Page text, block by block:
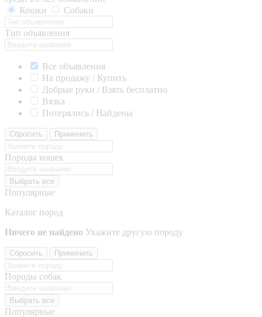
Кошки
Собаки
Тип объявления
Все объявления
На продажу / Купить
Добрые руки / Взять бесплатно
Вязка
Потерялись / Найдены
Сбросить Применить
Породы кошек
Выбрать все
Популярные
Каталог пород
Ничего не найдено Укажите другую породу
Сбросить Применить
Породы собак
Выбрать все
Популярные